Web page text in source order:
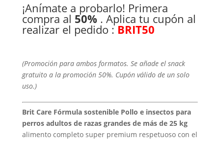
desde
20,86 €
hasta
¡Anímate a probarlo! Primera
compra al 50%. Aplica tu cupón al
realizar el pedido : BRIT50
(Promoción para ambos formatos. Se añade el snack
gratuito a la promoción 50%. Cupón válido de un solo
uso.)
Brit Care Fórmula sostenible Pollo e insectos para
perros adultos de razas grandes de más de 25 kg
alimento completo super premium respetuoso con el